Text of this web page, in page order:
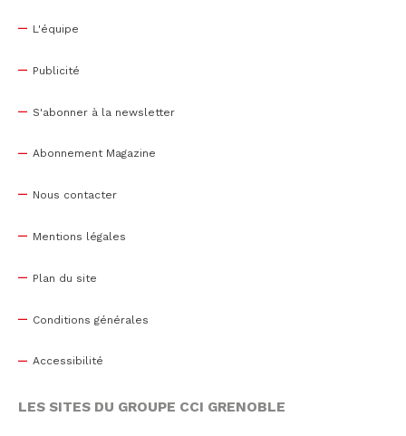
L'équipe
Publicité
S'abonner à la newsletter
Abonnement Magazine
Nous contacter
Mentions légales
Plan du site
Conditions générales
Accessibilité
LES SITES DU GROUPE CCI GRENOBLE